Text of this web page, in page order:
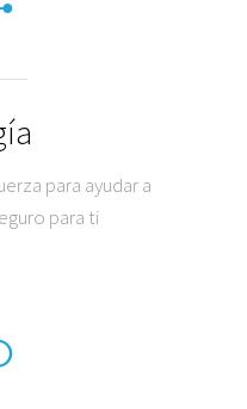
para ayudar a
para ti